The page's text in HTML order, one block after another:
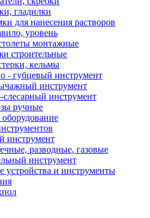
гладилки
для нанесения растворов
уровень
монтажные
строительные
кельмы
- губцевый инструмент
инструмент
слесарный инструмент
ручные
инструмент
разводные, газовые
инструмент
устройства и инструменты